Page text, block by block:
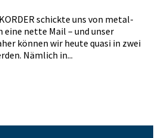
schickte uns von metal-
eine nette Mail – und unser
können wir heute quasi in zwei
Nämlich in...